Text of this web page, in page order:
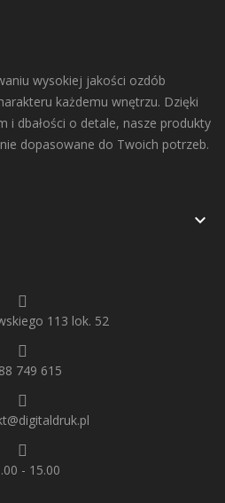
wysokiej jakości ozdób
każdemu wnętrzu. Dzięki
i dbałości o detale, nasze produkty
dopasowane do Twoich potrzeb.

113 lok. 52
749 615
- 15.00